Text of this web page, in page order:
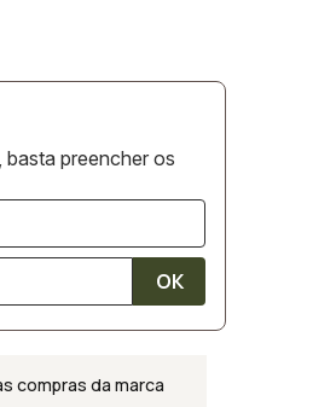
basta preencher os
compras da marca